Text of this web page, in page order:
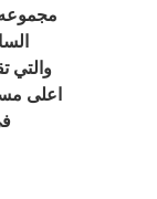
والتي
اعلى